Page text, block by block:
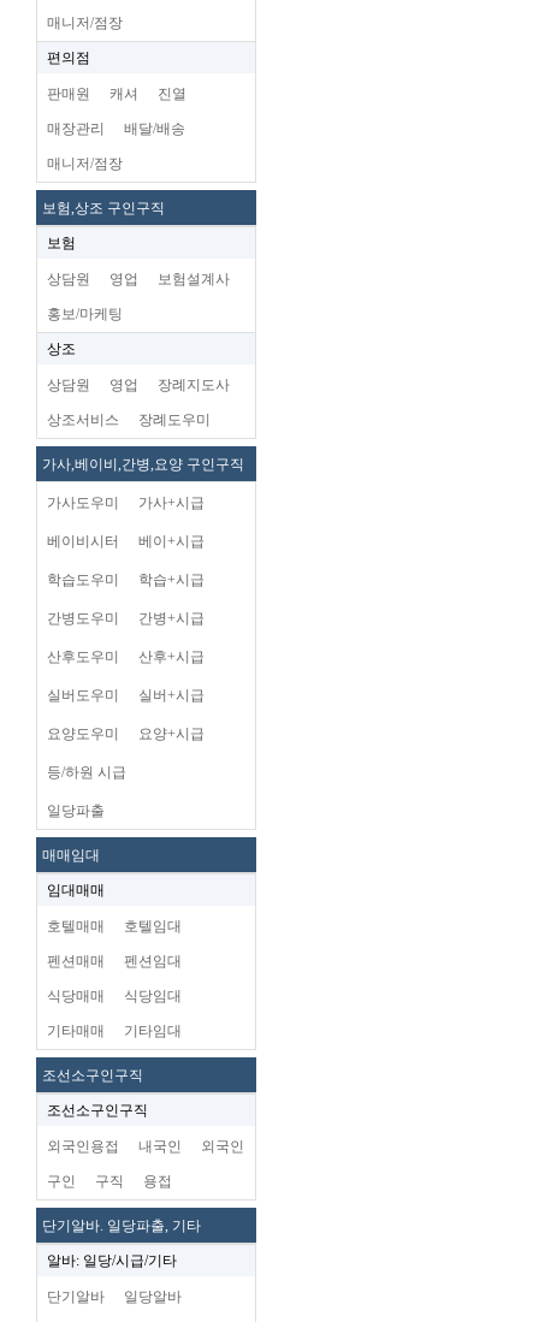
매니저/점장
편의점
판매원 캐셔 진열
매장관리 배달/배송
매니저/점장
보험,상조 구인구직
보험
상담원 영업 보험설계사
홍보/마케팅
상조
상담원 영업 장례지도사
상조서비스 장례도우미
가사,베이비,간병,요양 구인구직
가사도우미 가사+시급
베이비시터 베이+시급
학습도우미 학습+시급
간병도우미 간병+시급
산후도우미 산후+시급
실버도우미 실버+시급
요양도우미 요양+시급
등/하원 시급
일당파출
매매임대
임대매매
호텔매매 호텔임대
펜션매매 펜션임대
식당매매 식당임대
기타매매 기타임대
조선소구인구직
조선소구인구직
외국인용접 내국인 외국인
구인 구직 용접
단기알바. 일당파출, 기타
알바: 일당/시급/기타
단기알바 일당알바